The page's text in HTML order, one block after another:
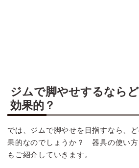
ジムで脚やせするなら
効果的？
では、ジムで脚やせを目指すなら、
果的なのでしょうか？ 器具の使い
もご紹介していきます。